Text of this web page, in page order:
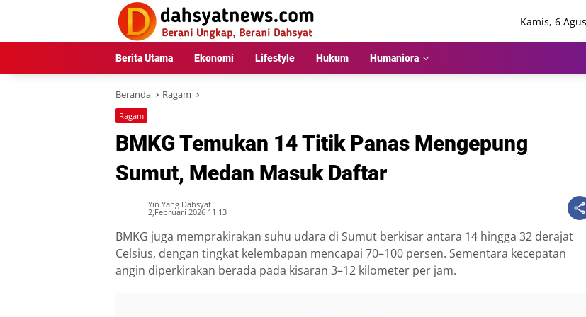
Kamis, 6
Berita Utama Ekonomi Lifestyle Hukum Humaniora
Beranda Ragam
Ragam
BMKG Temukan 14 Titik Panas Mengepung
Sumut, Medan Masuk Daftar
Yin Yang Dahsyat
2,Februari 2026 11 13
BMKG juga memprakirakan suhu udara di Sumut berkisar antara 14 hingga 32 derajat
Celsius, dengan tingkat kelembapan mencapai 70–100 persen. Sementara kecepatan
angin diperkirakan berada pada kisaran 3–12 kilometer per jam.